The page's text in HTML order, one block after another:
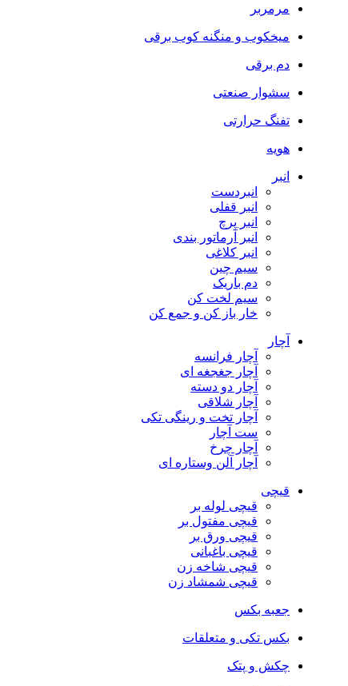
مرمربر
میخکوب و منگنه کوب برقی
دم برقی
سشوار صنعتی
تفنگ حرارتی
هویه
انبر
انبردست
انبر قفلی
انبر پرچ
انبر آرماتور بندی
انبر کلاغی
سیم چین
دم باریک
سیم لخت کن
خار باز کن و جمع کن
آچار
آچار فرانسه
آچار جغجغه ای
آچار دو دسته
آچار شلاقی
آچار تخت و رینگی تکی
ست آچار
آچار چرخ
آچار آلن وستاره ای
قیچی
قیچی لوله بر
قیچی مفتول بر
قیچی ورق بر
قیچی باغبانی
قیچی شاخه زن
قیچی شمشاد زن
جعبه بکس
بکس تکی و متعلقات
چکش و پتک